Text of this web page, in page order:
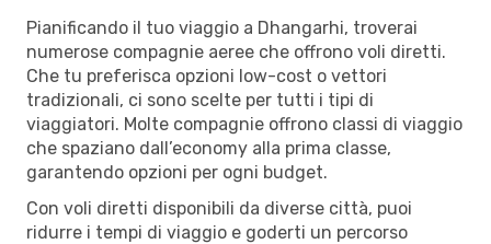
Pianificando il tuo viaggio a Dhangarhi, troverai
numerose compagnie aeree che offrono voli diretti.
Che tu preferisca opzioni low-cost o vettori
tradizionali, ci sono scelte per tutti i tipi di
viaggiatori. Molte compagnie offrono classi di viaggio
che spaziano dall’economy alla prima classe,
garantendo opzioni per ogni budget.
Con voli diretti disponibili da diverse città, puoi
ridurre i tempi di viaggio e goderti un percorso